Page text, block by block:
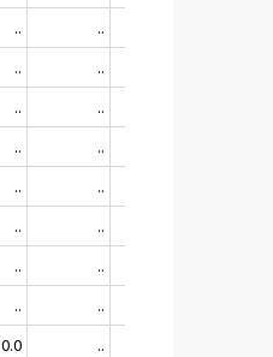
.. ..
.. ..
.. ..
.. ..
.. ..
.. ..
.. ..
.. ..
0.0 ..